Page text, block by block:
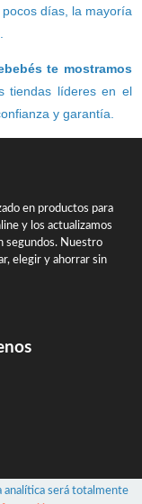
días, la mayoría
te mostramos
tiendas líderes en el
y garantía.
analítica será totalmente
en productos para
y los actualizamos
segundos. Nuestro
elegir y ahorrar sin